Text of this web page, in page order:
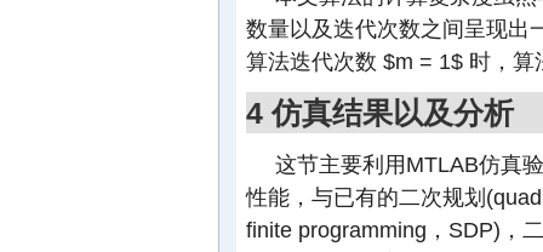
数量以及迭代次数之间呈现出
算法迭代次数 $m = 1$ 时，算
4 仿真结果以及分析
这节主要利用MTLAB仿真
性能，与已有的二次规划
finite programming，SDP)，